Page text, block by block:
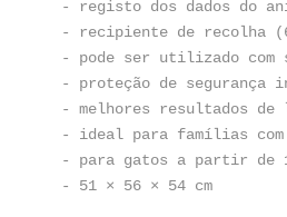
- registo dos dados do
- recipiente de recolha
- pode ser utilizado com
- proteção de segurança
- melhores resultados de
- ideal para famílias com
- para gatos a partir de
- 51 × 56 × 54 cm